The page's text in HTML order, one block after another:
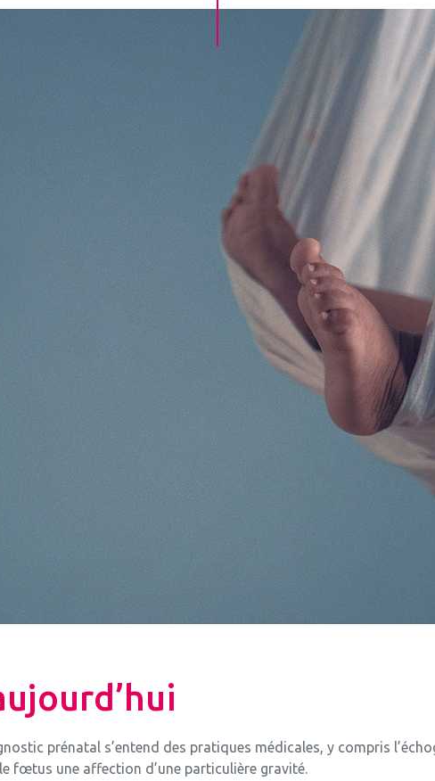
prénatal s’entend des pratiques médicales, y compris
fœtus une affection d’une particulière gravité.